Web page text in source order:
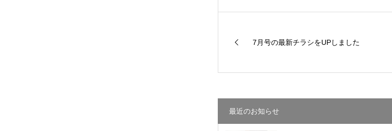
7月号の最新チラシをUPしました
最近のお知らせ